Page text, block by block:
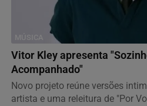
Vitor Kley apresenta
Acompanhado"
Novo projeto reúne versões
artista e uma releitura de "Por